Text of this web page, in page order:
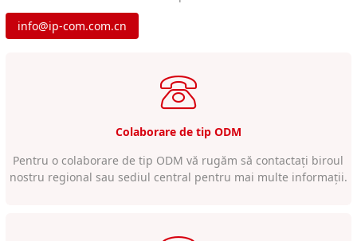
info@ip-com.com.cn
Colaborare de tip ODM
Pentru o colaborare de tip ODM vă rugăm să contactați biroul
nostru regional sau sediul central pentru mai multe informații.